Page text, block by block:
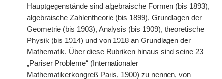
Hauptgegenstände sind algebraische Formen (bis 1893),
algebraische Zahlentheorie (bis 1899), Grundlagen der
Geometrie (bis 1903), Analysis (bis 1909), theoretische
Physik (bis 1914) und von 1918 an Grundlagen der
Mathematik. Über diese Rubriken hinaus sind seine 23
„Pariser Probleme“ (Internationaler
Mathematikerkongreß Paris, 1900) zu nennen, von